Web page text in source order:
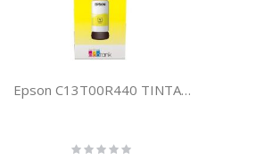
Epson C13T00R440 TINTA AMARILLO 106 ECOTANK
Rating: